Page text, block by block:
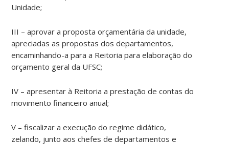
Unidade;
III – aprovar a proposta orçamentária da unidade,
apreciadas as propostas dos departamentos,
encaminhando-a para a Reitoria para elaboração do
orçamento geral da UFSC;
IV – apresentar à Reitoria a prestação de contas do
movimento financeiro anual;
V – fiscalizar a execução do regime didático,
zelando, junto aos chefes de departamentos e